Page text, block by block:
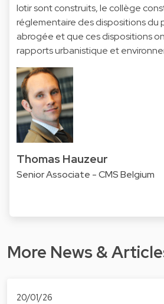
lotir sont construits, le collège
réglementaire des dispositions du
abrogée et que ces dispositions
rapports urbanistique et
Thomas Hauzeur
Senior Associate - CMS Belgium
More News &
20/01/26